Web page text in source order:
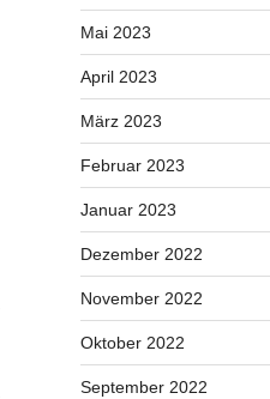
Mai 2023
April 2023
März 2023
Februar 2023
Januar 2023
Dezember 2022
November 2022
Oktober 2022
September 2022